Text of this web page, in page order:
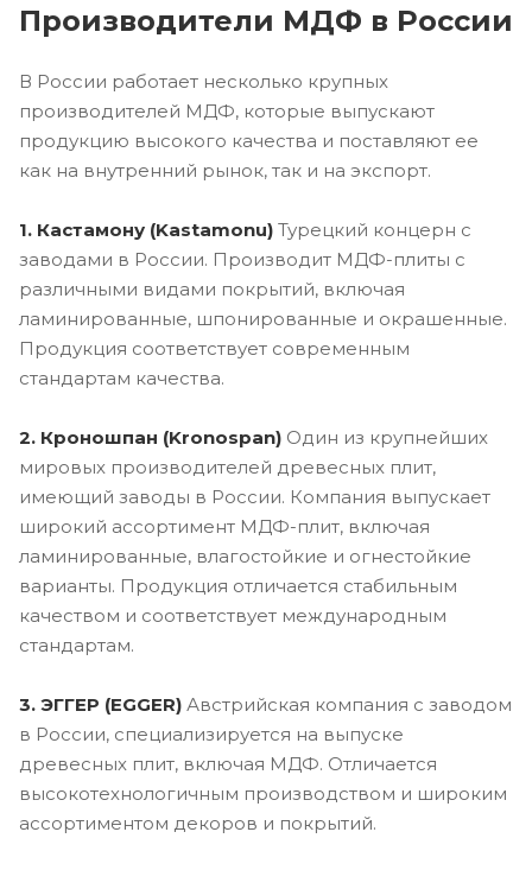
Производители МДФ в России
В России работает несколько крупных
производителей МДФ, которые выпускают
продукцию высокого качества и поставляют ее
как на внутренний рынок, так и на экспорт.
1. Кастамону (Kastamonu) Турецкий концерн с
заводами в России. Производит МДФ-плиты с
различными видами покрытий, включая
ламинированные, шпонированные и окрашенные.
Продукция соответствует современным
стандартам качества.
2. Кроношпан (Kronospan) Один из крупнейших
мировых производителей древесных плит,
имеющий заводы в России. Компания выпускает
широкий ассортимент МДФ-плит, включая
ламинированные, влагостойкие и огнестойкие
варианты. Продукция отличается стабильным
качеством и соответствует международным
стандартам.
3. ЭГГЕР (EGGER) Австрийская компания с заводом
в России, специализируется на выпуске
древесных плит, включая МДФ. Отличается
высокотехнологичным производством и широким
ассортиментом декоров и покрытий.